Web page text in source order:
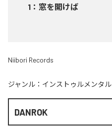
1 ： 窓を開けば
Niibori Records
ジャンル： インストゥルメンタル
DANROK